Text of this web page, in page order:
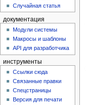
Случайная статья
документация
Модули системы
Макросы и шаблоны
API для разработчика
инструменты
Ссылки сюда
Связанные правки
Спецстраницы
Версия для печати